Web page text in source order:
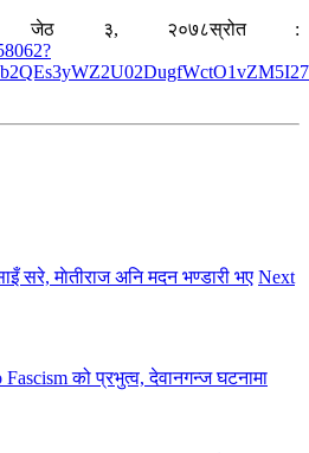
: जेठ ३, २०७८स्रोत :
सरे, माेतीराज अनि मदन भण्डारी भए Next